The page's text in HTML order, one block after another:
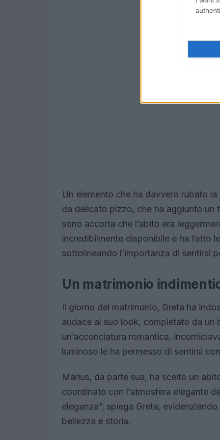
Un elemento che ha davvero rubato
da delicato pizzo, che ha aggiunto un
sono accorta che l’abito era
incredibilmente disponibile e ha fatto
sottolineando l’importanza di sentirsi
Un matrimonio
Il giorno del matrimonio, Greta ha
audace al suo look, completato da un
un’acconciatura romantica,
luminoso le ha permesso di sentirsi
Marius, da parte sua, ha scelto un
coordinato con l’atmosfera elegante
eleganza”, spiega Greta,
bellezza e storia.